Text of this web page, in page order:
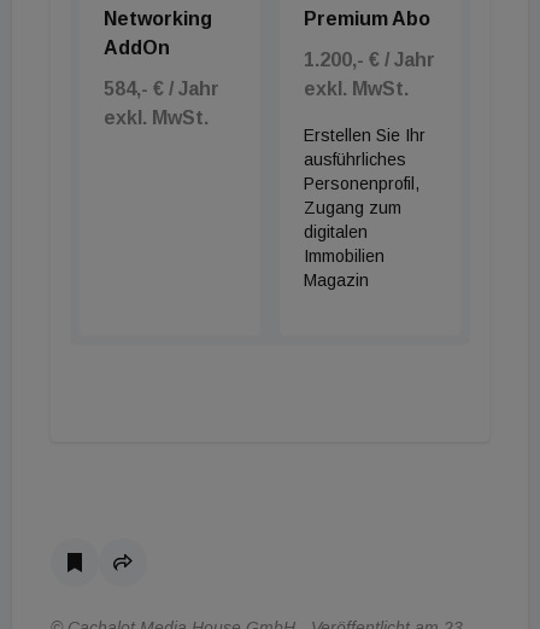
Networking
AddOn
584,- € / Jahr
exkl. MwSt.
Premium Abo
1.200,- € / Jahr
exkl. MwSt.
Erstellen Sie Ihr
ausführliches
Personenprofil,
Zugang zum
digitalen
Immobilien
Magazin